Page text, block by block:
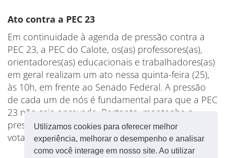
Utilizamos cookies para oferecer melhor
experiência, melhorar o desempenho e analisar
como você interage em nosso site. Ao utilizar
Ato contra a PEC 23
Em continuidade à agenda de pressão contra a
PEC 23, a PEC do Calote, os(as) professores(as),
orientadores(as) educacionais e trabalhadores(as)
em geral realizam um ato nessa quinta-feira (25),
às 10h, em frente ao Senado Federal. A pressão
de cada um de nós é fundamental para que a PEC
23 não seja aprovada. Portanto, mantenha a
pressão nos(as) deputados(as) pedindo para
votarem contra. Se votar a favor, não volta!